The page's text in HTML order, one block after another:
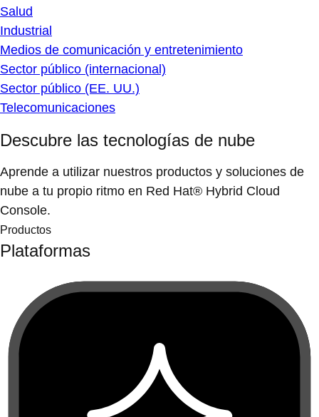
Salud
Industrial
Medios de comunicación y entretenimiento
Sector público (internacional)
Sector público (EE. UU.)
Telecomunicaciones
Descubre las tecnologías de nube
Aprende a utilizar nuestros productos y soluciones de
nube a tu propio ritmo en Red Hat® Hybrid Cloud
Console.
Productos
Plataformas